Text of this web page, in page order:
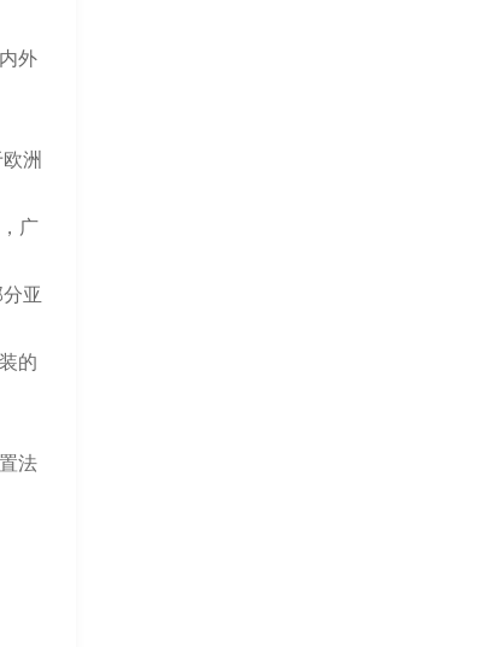
外
洲
广
亚
的
法